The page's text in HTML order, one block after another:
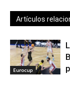
Artículos
Eurocup